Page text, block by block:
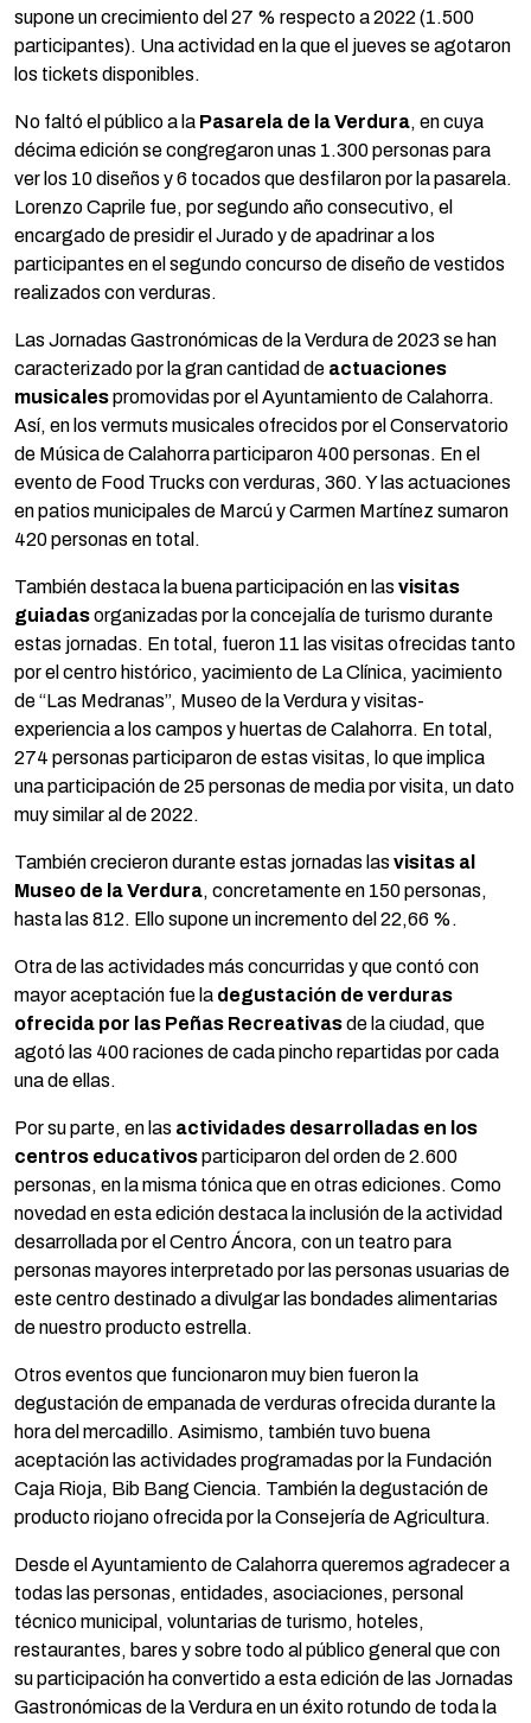
supone un crecimiento del 27 % respecto a 2022 (1.500
participantes). Una actividad en la que el jueves se agotaron
los tickets disponibles.
No faltó el público a la Pasarela de la Verdura, en cuya
décima edición se congregaron unas 1.300 personas para
ver los 10 diseños y 6 tocados que desfilaron por la pasarela.
Lorenzo Caprile fue, por segundo año consecutivo, el
encargado de presidir el Jurado y de apadrinar a los
participantes en el segundo concurso de diseño de vestidos
realizados con verduras.
Las Jornadas Gastronómicas de la Verdura de 2023 se han
caracterizado por la gran cantidad de actuaciones
musicalespromovidas por el Ayuntamiento de Calahorra.
Así, en los vermuts musicales ofrecidos por el Conservatorio
de Música de Calahorra participaron 400 personas. En el
evento de Food Trucks con verduras, 360. Y las actuaciones
en patios municipales de Marcú y Carmen Martínez sumaron
420 personas en total.
También destaca la buena participación en las visitas
guiadasorganizadas por la concejalía de turismo durante
estas jornadas. En total, fueron 11 las visitas ofrecidas tanto
por el centro histórico, yacimiento de La Clínica, yacimiento
de “Las Medranas”, Museo de la Verdura y visitas-
experiencia a los campos y huertas de Calahorra. En total,
274 personas participaron de estas visitas, lo que implica
una participación de 25 personas de media por visita, un dato
muy similar al de 2022.
También crecieron durante estas jornadas las visitas al
Museo de la Verdura, concretamente en 150 personas,
hasta las 812. Ello supone un incremento del 22,66 %.
Otra de las actividades más concurridas y que contó con
mayor aceptación fue la degustación de verduras
ofrecida por las Peñas Recreativasde la ciudad, que
agotó las 400 raciones de cada pincho repartidas por cada
una de ellas.
Por su parte, en las actividades desarrolladas en los
centros educativosparticiparon del orden de 2.600
personas, en la misma tónica que en otras ediciones. Como
novedad en esta edición destaca la inclusión de la actividad
desarrollada por el Centro Áncora, con un teatro para
personas mayores interpretado por las personas usuarias de
este centro destinado a divulgar las bondades alimentarias
de nuestro producto estrella.
Otros eventos que funcionaron muy bien fueron la
degustación de empanada de verduras ofrecida durante la
hora del mercadillo. Asimismo, también tuvo buena
aceptación las actividades programadas por la Fundación
Caja Rioja, Bib Bang Ciencia. También la degustación de
producto riojano ofrecida por la Consejería de Agricultura.
Desde el Ayuntamiento de Calahorra queremos agradecer a
todas las personas, entidades, asociaciones, personal
técnico municipal, voluntarias de turismo, hoteles,
restaurantes, bares y sobre todo al público general que con
su participación ha convertido a esta edición de las Jornadas
Gastronómicas de la Verdura en un éxito rotundo de toda la